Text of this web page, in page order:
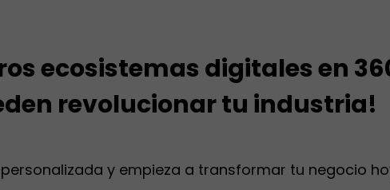
ecosistemas digitales en
revolucionar tu industria!
y empieza a transformar tu negocio